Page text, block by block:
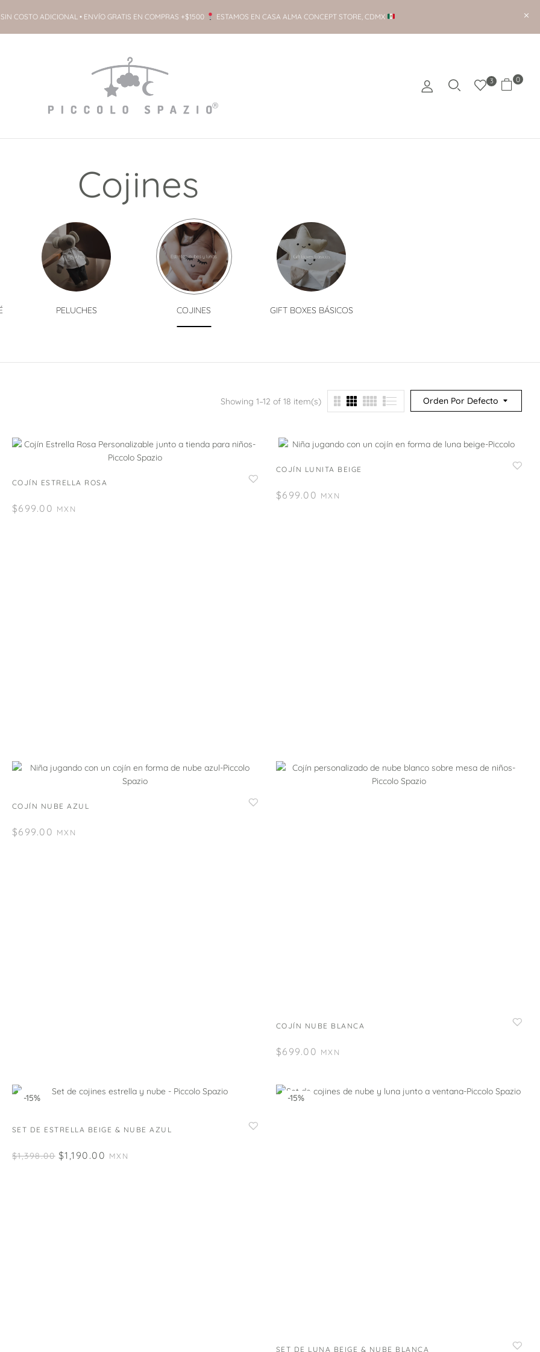
COSTO ADICIONAL • ENVÍO GRATIS EN COMPRAS +$1500 ESTAMOS EN CASA ALMA CONCEPT STORE, CDMX
3 0
Cojines
PELUCHES COJINES GIFT BOXES BÁSICOS
Orden Por Defecto
Showing 1–12 of 18 item(s)
COJÍN ESTRELLA ROSA
$699.00 MXN
COJÍN LUNITA BEIGE
$699.00 MXN
COJÍN NUBE AZUL
$699.00 MXN
COJÍN NUBE BLANCA
$699.00 MXN
-15%
SET DE ESTRELLA BEIGE & NUBE AZUL
$1,398.00 $1,190.00 MXN
-15%
SET DE LUNA BEIGE & NUBE BLANCA